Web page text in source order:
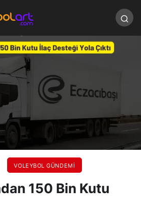
VOLEYBOL GÜNDEMI
150 Bin Kutu